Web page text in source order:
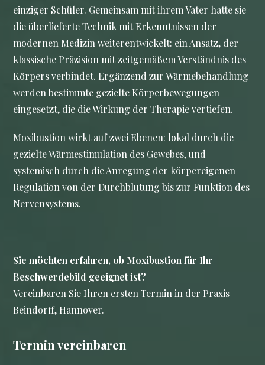
einziger Schüler. Gemeinsam mit ihrem Vater hatte sie
die überlieferte Technik mit Erkenntnissen der
modernen Medizin weiterentwickelt: ein Ansatz, der
klassische Präzision mit zeitgemäßem Verständnis des
Körpers verbindet. Ergänzend zur Wärmebehandlung
werden bestimmte gezielte Körperbewegungen
eingesetzt, die die Wirkung der Therapie vertiefen.
Moxibustion wirkt auf zwei Ebenen: lokal durch die
gezielte Wärmestimulation des Gewebes, und
systemisch durch die Anregung der körpereigenen
Regulation von der Durchblutung bis zur Funktion des
Nervensystems.
Sie möchten erfahren, ob Moxibustion für Ihr
Beschwerdebild geeignet ist?
Vereinbaren Sie Ihren ersten Termin in der Praxis
Beindorff, Hannover.
Termin vereinbaren